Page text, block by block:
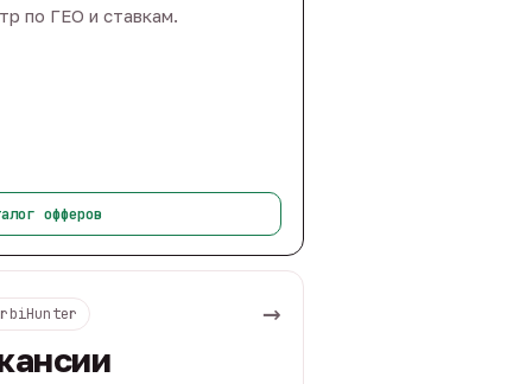
по ГЕО и ставкам.
офферов
→